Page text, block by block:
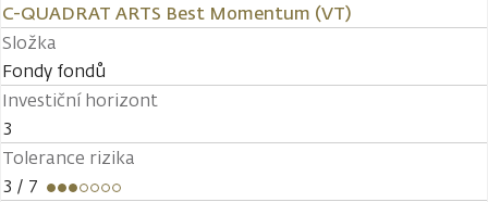
C-QUADRAT ARTS Best Momentum (VT)
Složka
Fondy fondů
Investiční horizont
3
Tolerance rizika
3 / 7